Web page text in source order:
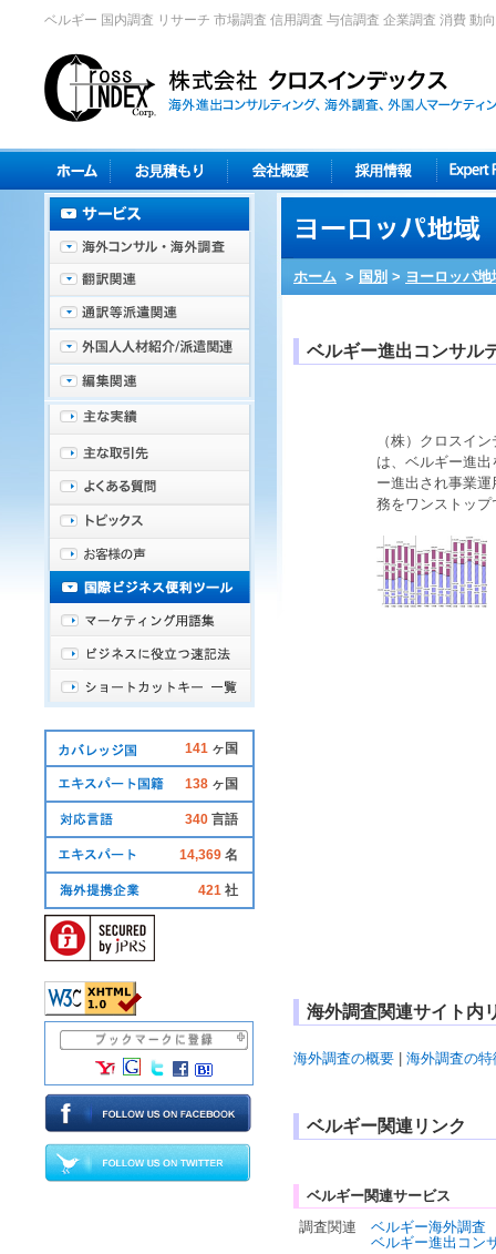
ベルギー 国内調査 リサーチ 市場調査 信用調査 与信調査 企業調査 消費 動
ホーム > 国別 > ヨーロッパ地
ベルギー進出コンサル
（株）クロスイ
は、 ベルギー進出
ー進出され事業
務をワンストッ
海外調査関連サイト内
海外調査の概要 海外調査の特
ベルギー関連リンク
ベルギー関連サービス
調査関連
ベルギー海外調査
ベルギー進出コン
141 ヶ国
138 ヶ国
340 言語
14,369 名
421 社